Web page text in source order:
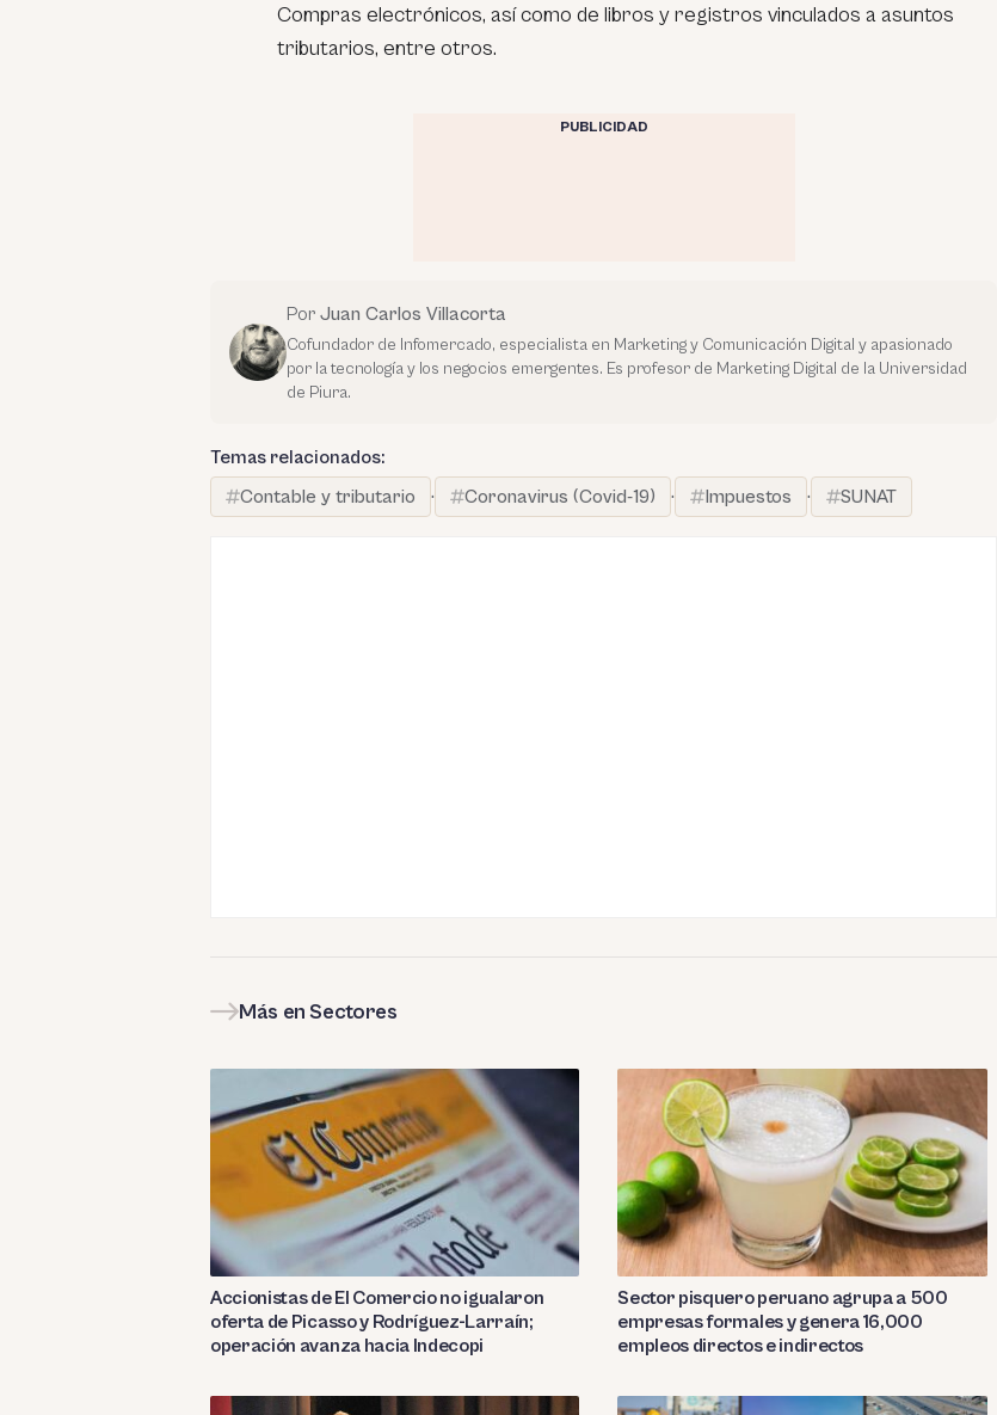
Compras electrónicos, así como de libros y registros vinculados a asuntos
tributarios, entre otros.
PUBLICIDAD
Por Juan Carlos Villacorta
Cofundador de Infomercado, especialista en Marketing y Comunicación Digital y apasionado
por la tecnología y los negocios emergentes. Es profesor de Marketing Digital de la Universidad
de Piura.
Temas relacionados:
Contable y tributario
· Coronavirus (Covid-19) · Impuestos · SUNAT
Más en Sectores
Accionistas de El Comercio no igualaron
oferta de Picasso y Rodríguez-Larraín;
operación avanza hacia Indecopi
Sector pisquero peruano agrupa a 500
empresas formales y genera 16,000
empleos directos e indirectos